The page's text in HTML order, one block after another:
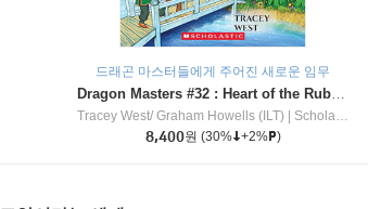
드래곤 마스터들에게 주어진 새로운 임무
Dragon Masters #32 : Heart of the Ruby Dragon (A Branches Book)
Tracey West/ Graham Howells (ILT)
Scholastic Inc
8,400원 (30% +2% )